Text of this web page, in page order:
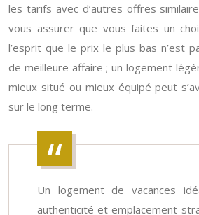
les tarifs avec d’autres offres
vous assurer que vous faites un
l’esprit que le prix le plus bas n’est
de meilleure affaire ; un logement
mieux situé ou mieux équipé peut
sur le long terme.
Un logement de vacances
authenticité et emplacement